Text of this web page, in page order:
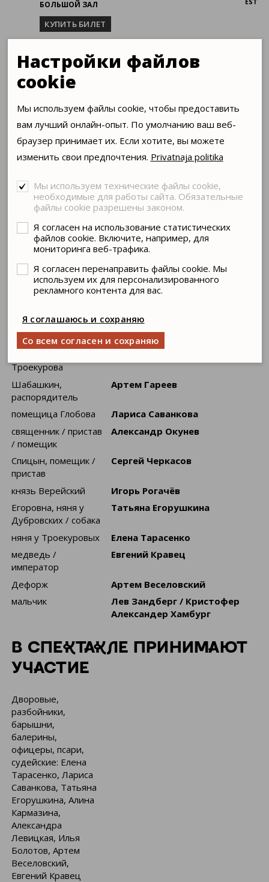
БОЛЬШОЙ ЗАЛ EST
КУПИТЬ БИЛЕТ
19.12
18:00 ДУБРОВСКИЙ
БОЛЬШОЙ ЗАЛ
КУПИТЬ БИЛЕТ
РОЛИ ИСПОЛНЯЮТ
Кирила Петрович
Троекуров
Александр Кучмезов
Андрей Гаврилович
Дубровский
Даниил Зандберг
Андреевич
Дубровский
Троекурова
Шабашкин,
распорядитель
Артем Гареев
помещица Глобова
Лариса Саванкова
священник / пристав
/ помещик
Александр Окунев
Спицын, помещик /
пристав
Сергей Черкасов
князь Верейский
Игорь Рогачёв
Егоровна, няня у
Дубровских / cобака
Татьяна Егорушкина
няня у Троекуровых
Елена Тарасенко
медведь /
император
Евгений Кравец
Дефорж
Артем Веселовский
мальчик
Лев Зандберг / Кристофер
Александер Хамбург
В СПЕКТАКЛЕ ПРИНИМАЮТ
УЧАСТИЕ
Дворовые,
разбойники,
барышни,
балерины,
офицеры, псари,
судейские: Елена
Тарасенко, Лариса
Саванкова, Татьяна
Егорушкина, Алина
Кармазина,
Александра
Левицкая, Илья
Болотов, Артем
Веселовский,
Евгений Кравец
Настройки файлов
cookie
Мы используем файлы cookie, чтобы предоставить
вам лучший онлайн-опыт. По умолчанию ваш веб-
браузер принимает их. Если хотите, вы можете
изменить свои предпочтения. Privatnaja politika
Мы используем технические файлы cookie,
необходимые для работы сайта. Обязательные
файлы cookie разрешены законом.
Я согласен на использование статистических
файлов cookie. Включите, например, для
мониторинга веб-трафика.
Я согласен перенаправить файлы cookie. Мы
используем их для персонализированного
рекламного контента для вас.
Я соглашаюсь и сохраняю
Со всем согласен и сохраняю